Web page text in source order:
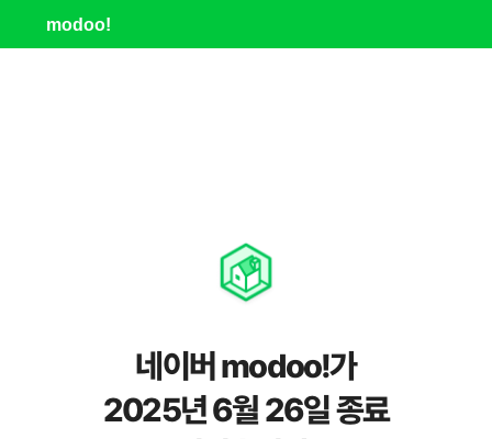
modoo!
네이버 modoo!가
2025년 6월 26일 종료